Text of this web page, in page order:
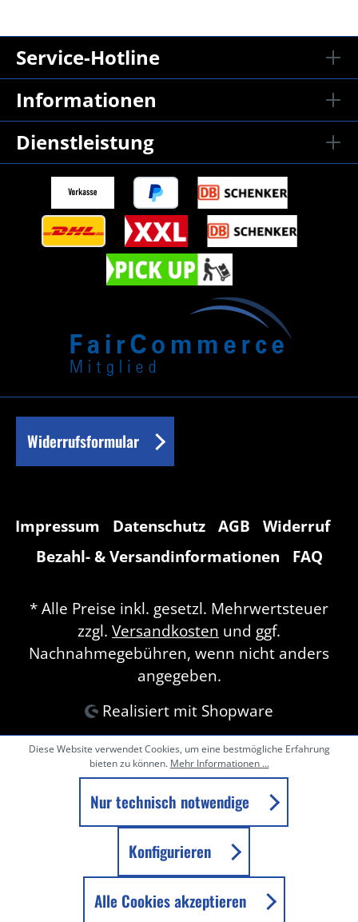
Service-Hotline
Informationen
Dienstleistung
Widerrufsformular
Impressum Datenschutz AGB
Widerruf
Bezahl- & Versandinformationen
FAQ
* Alle Preise inkl. gesetzl. Mehrwertsteuer
zzgl. Versandkosten und ggf.
Nachnahmegebühren, wenn nicht anders
angegeben.
Realisiert mit Shopware
Diese Website verwendet Cookies, um eine bestmögliche Erfahrung
bieten zu können. Mehr Informationen ...
Nur technisch notwendige
Konfigurieren
Alle Cookies akzeptieren